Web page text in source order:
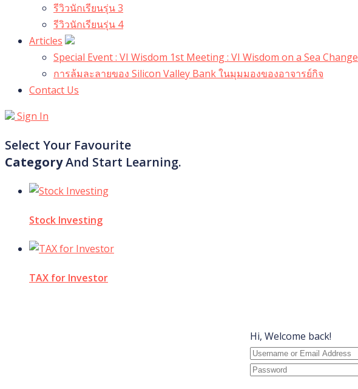
รีวิวนักเรียนรุ่น 3
รีวิวนักเรียนรุ่น 4
Articles
Special Event : VI Wisdom 1st Meeting : VI Wisdom on a Sea Change
การล้มละลายของ Silicon Valley Bank ในมุมมองของอาจารย์กิจ
Contact Us
Sign In
Select Your Favourite
CategoryAnd Start Learning.
Stock Investing
TAX for Investor
Hi, Welcome back!